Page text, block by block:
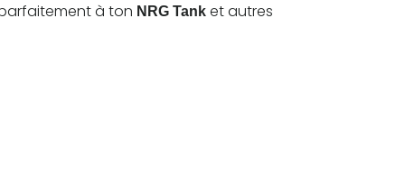
à ton NRG Tank et autres